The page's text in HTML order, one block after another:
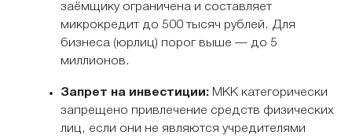
заёмщику ограничена и составляет
микрокредит до 500 тысяч рублей. Для
бизнеса (юрлиц) порог выше — до 5
миллионов.
Запрет на инвестиции:МКК категорически
запрещено привлечение средств физических
лиц, если они не являются учредителями